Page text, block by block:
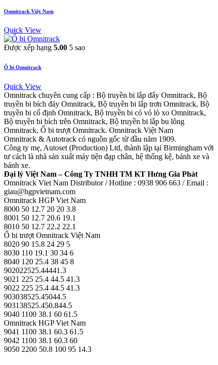
Omnitrack Việt Nam
Quick View
Được xếp hạng 5.00 5 sao
Ổ bi Omnitrack
Quick View
Omnitrack chuyên cung cấp : Bộ truyền bi lắp đẩy Omnitrack, Bộ
truyền bi bích đáy Omnitrack, Bộ truyền bi lắp trơn Omnitrack, Bộ
truyền bi cố định Omnitrack, Bộ truyền bi có vỏ lò xo Omnitrack,
Bộ truyền bi bích trên Omnitrack, Bộ truyền bi lắp bu lông
Omnitrack, Ổ bi trượt Omnitrack. Omnitrack Việt Nam
Omnitrack & Autotrack có nguồn gốc từ đầu năm 1909.
Công ty mẹ, Autoset (Production) Ltd, thành lập tại Birmingham với
tư cách là nhà sản xuất máy tiện đạp chân, hệ thống kệ, bánh xe và
bánh xe.
Đại lý Việt Nam – Công Ty TNHH TM KT Hưng Gia Phát
Omnitrack Viet Nam Distributor / Hotline : 0938 906 663 / Email :
giau@hgpvietnam.com
Omnitrack HGP Viet Nam
8000 50 12.7 20 20 3.8
8001 50 12.7 20.6 19.1
8010 50 12.7 22.2 22.1
Ổ bi trượt Omnitrack Việt Nam
8020 90 15.8 24 29 5
8030 110 19.1 30 34 6
8040 120 25.4 38 45 8
902022525.44441.3
9021 225 25.4 44.5 41.3
9022 225 25.4 44.5 41.3
903038525.45044.5
903138525.450.844.5
9040 1100 38.1 60 61.5
Omnitrack HGP Viet Nam
9041 1100 38.1 60.3 61.5
9042 1100 38.1 60.3 60
9050 2200 50.8 100 95 14.3